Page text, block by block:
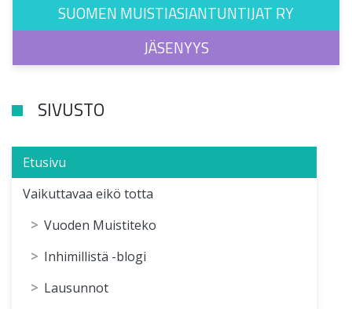
SUOMEN MUISTIASIANTUNTIJAT RY
JÄSENYYS
SIVUSTO
Etusivu
Vaikuttavaa eikö totta
Vuoden Muistiteko
Inhimillistä -blogi
Lausunnot